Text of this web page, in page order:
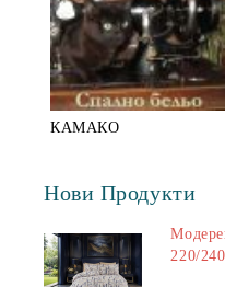
КАМАКО
Нови Продукти
220/240
240/